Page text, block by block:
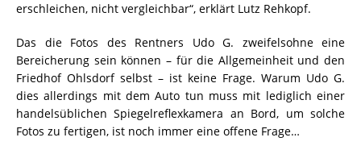
erschleichen, nicht vergleichbar“, erklärt Lutz Rehkopf.
Das die Fotos des Rentners Udo G. zweifelsohne eine
Bereicherung sein können – für die Allgemeinheit und den
Friedhof Ohlsdorf selbst – ist keine Frage. Warum Udo G.
dies allerdings mit dem Auto tun muss mit lediglich einer
handelsüblichen Spiegelreflexkamera an Bord, um solche
Fotos zu fertigen, ist noch immer eine offene Frage…